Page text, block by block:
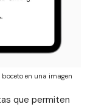
en una imagen
que permiten